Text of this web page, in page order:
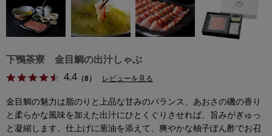
下鴨茶寮 金目鯛の出汁しゃぶ
4.4 （8） レビューを見る
金目鯛の魅力は脂のりと上品な甘みのバランス。あおさの磯の香り
と柔らかな風味を加えた出汁にひとくぐりさせれば、旨みがぎゅっ
と凝縮します。仕上げに葱油を添えて、爽やかな柚子ぽん酢でお召